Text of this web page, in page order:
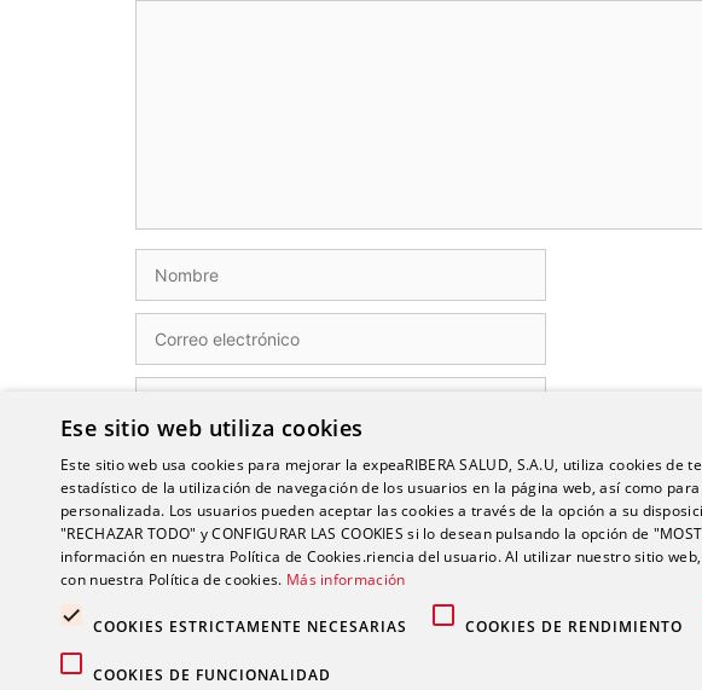
Nombre
Correo
electrónico
Web
Guarda mi nombre, correo electrónico y web en este navegador
Ese sitio web utiliza cookies
Este sitio web usa cookies para mejorar la expeaRIBERA SALUD, S.A.U, utiliza cookies
estadístico de la utilización de navegación de los usuarios en la página web, así como
personalizada. Los usuarios pueden aceptar las cookies a través de la opción a su
"RECHAZAR TODO" y CONFIGURAR LAS COOKIES si lo desean pulsando la opción de
información en nuestra Política de Cookies.riencia del usuario. Al utilizar nuestro sitio
con nuestra Política de cookies. Más información
COOKIES ESTRICTAMENTE NECESARIAS COOKIES DE RENDIMIENTO
COOKIES DE FUNCIONALIDAD